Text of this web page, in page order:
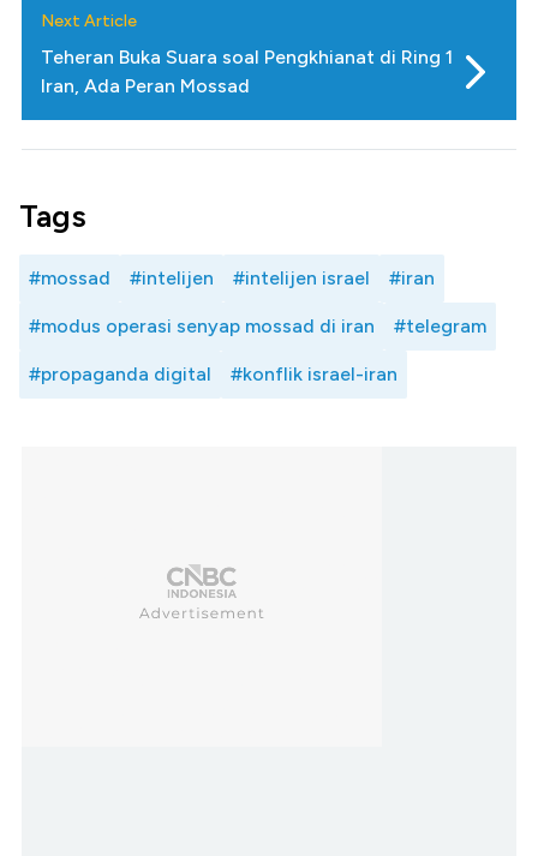
Next Article
Teheran Buka Suara soal Pengkhianat di Ring 1
Iran, Ada Peran Mossad
Tags
#mossad #intelijen #intelijen israel #iran
#modus operasi senyap mossad di iran #telegram
#propaganda digital #konflik israel-iran